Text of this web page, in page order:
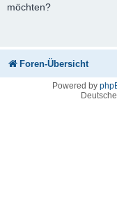
möchten?
Foren-Übersicht
Powered by